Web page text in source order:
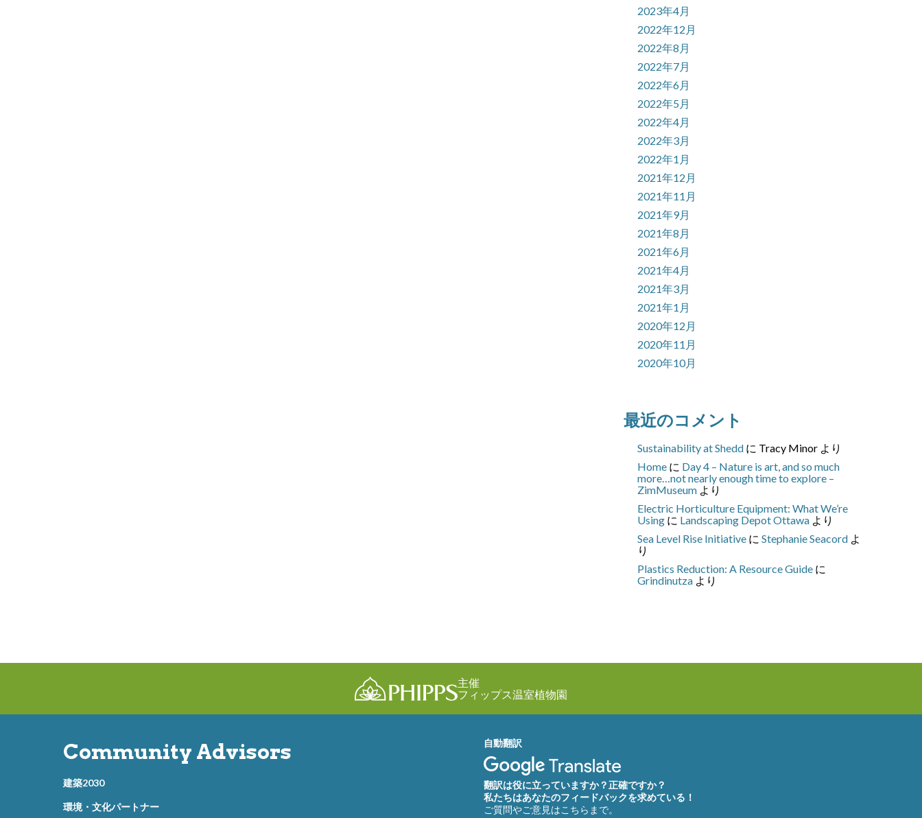
2023年4月
2022年12月
2022年8月
2022年7月
2022年6月
2022年5月
2022年4月
2022年3月
2022年1月
2021年12月
2021年11月
2021年9月
2021年8月
2021年6月
2021年4月
2021年3月
2021年1月
2020年12月
2020年11月
2020年10月
最近のコメント
Sustainability at Shedd に Tracy Minor より
Home に Day 4 – Nature is art, and so much
more…not nearly enough time to explore –
ZimMuseum より
Electric Horticulture Equipment: What We’re
Using に Landscaping Depot Ottawa より
Sea Level Rise Initiative にStephanie Seacord よ
り
Plastics Reduction: A Resource Guide に
Grindinutza より
主催
フィップス温室植物園
Community Advisors
建築2030
環境・文化パートナー
自動翻訳
翻訳は役に立っていますか？正確ですか？
私たちはあなたのフィードバックを求めている！
ご質問やご意見はこちらまで。